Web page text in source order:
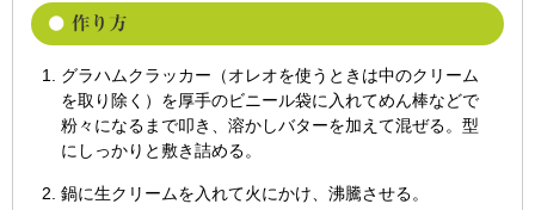
グラハムクラッカー（オレオを使うときは中のクリーム
を取り除く）を厚手のビニール袋に入れてめん棒などで
粉々になるまで叩き、溶かしバターを加えて混ぜる。型
にしっかりと敷き詰める。
鍋に生クリームを入れて火にかけ、沸騰させる。